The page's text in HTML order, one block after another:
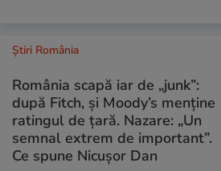
Știri România
România scapă iar de „junk”:
după Fitch, și Moody’s menține
ratingul de țară. Nazare: „Un
semnal extrem de important”.
Ce spune Nicușor Dan